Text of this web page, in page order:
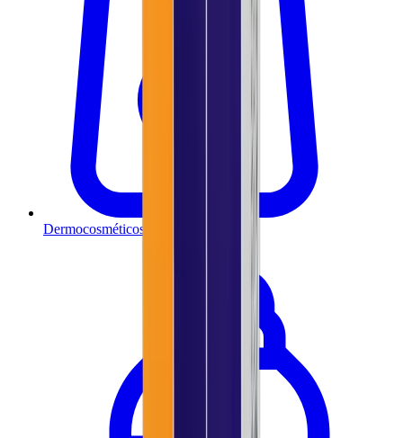
Dermocosméticos